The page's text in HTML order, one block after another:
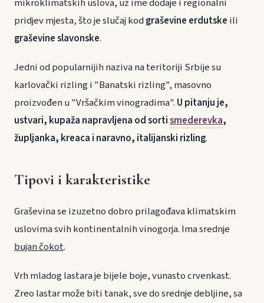
pridjev mjesta, što je slučaj kodgraševine erdutske ili
graševine slavonske.
Jedni od popularnijih naziva na teritoriji Srbije su
karlovački rizling i "Banatski rizling", masovno
proizvođen u "Vršačkim vinogradima". U pitanju je,
ustvari, kupaža napravljena od sortismederevka,
župljanka, kreaca i naravno, italijanski rizling.
Tipovi i karakteristike
Graševina se izuzetno dobro prilagođava klimatskim
uslovima svih kontinentalnih vinogorja. Ima srednje
bujan čokot.
Vrh mladog lastara je bijele boje, vunasto crvenkast.
Zreo lastar može biti tanak, sve do srednje debljine, sa